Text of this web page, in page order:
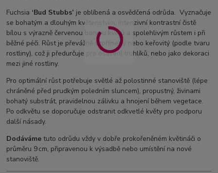
Fuchsia ‘Bud Stubbs’ je oblíbená a osvědčená odrůda. Vyznačuje
se bohatým a dlouhým květenstvím, intenzivní kontrastní čistě
bílou s výrazně červenou barvou květů a spolehlivým růstem i při
běžné péči. Růst je převážně vzpřímený nebo keřovitý (podle tvaru
rostliny), což ji předurčuje pro osazení truhlíků, nebo jako dekoraci
mezi jiné rostliny.
Pro optimální růst potřebuje světlé až polostinné stanoviště (lépe
chráněné před prudkým poledním sluncem), propustný, živinami
bohatý substrát, pravidelnou zálivku a hnojení během vegetace.
Po odkvětu se doporučuje odstranit odkvetlé květy pro podporu
další násady.
Dodáváme tuto odrůdu vždy v dobře prokořeněném květináči o
průměru 9 cm, připravenou k výsadbě nebo umístění na nové
stanoviště.